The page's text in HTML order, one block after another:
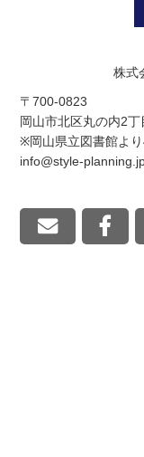
株式
〒700-0823
岡山市北区丸の内2
※岡山県立図書館よ
info@style-